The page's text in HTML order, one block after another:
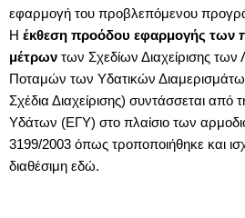
εφαρμογή του προβλεπόμενου
Η έκθεση προόδου εφαρμογής των
μέτρων των Σχεδίων Διαχείρισης
Ποταμών των Υδατικών
Σχέδια Διαχείρισης) συντάσσεται από
Υδάτων (ΕΓΥ) στο πλαίσιο των
3199/2003 όπως τροποποιήθηκε και
διαθέσιμη εδώ.